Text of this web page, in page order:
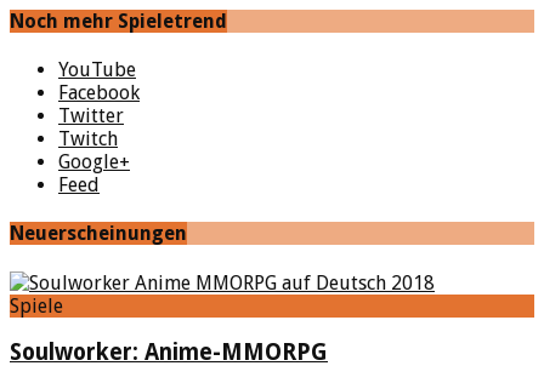
Noch mehr Spieletrend
YouTube
Facebook
Twitter
Twitch
Google+
Feed
Neuerscheinungen
Spiele
Soulworker: Anime-MMORPG